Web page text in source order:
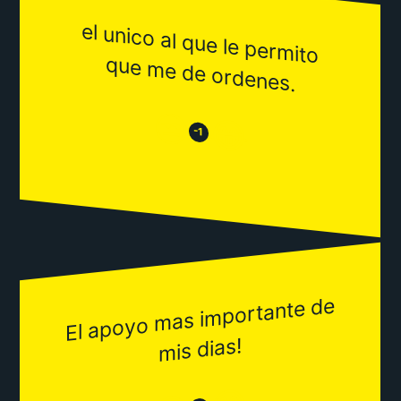
el unico al que le perm
ito
que m
e de ordenes.
😒 -1 😂
El apoyo
mas i
mportante de
mis dias!